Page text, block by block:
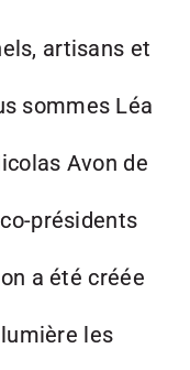
artisans et
sommes Léa
Avon de
présidents
a été créée
les